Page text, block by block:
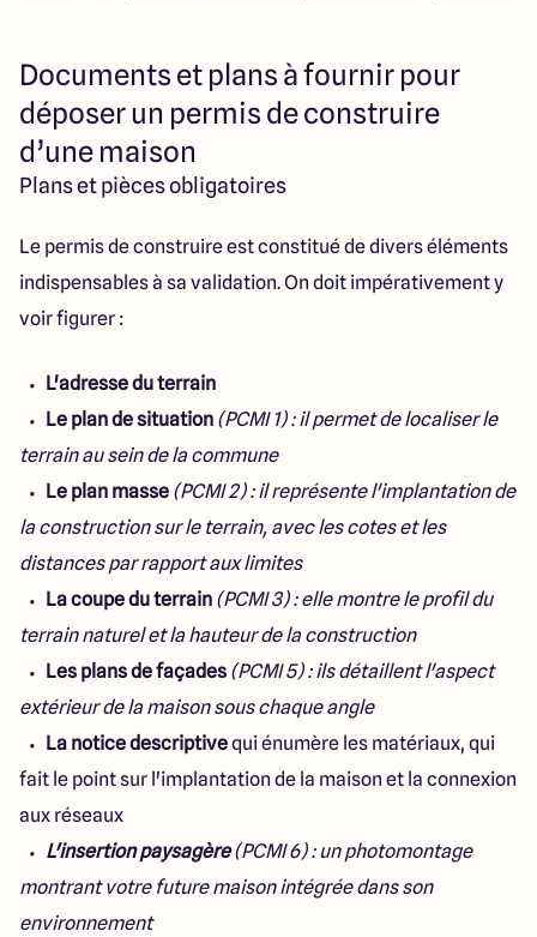
Documents et plans à fournir pour
déposer un permis de construire
d’une maison
Plans et pièces obligatoires
Le permis de construire est constitué de divers éléments
indispensables à sa validation. On doit impérativement y
voir figurer :
L'adresse du terrain
Le plan de situation (PCMI 1) : il permet de localiser le
terrain au sein de la commune
Le plan masse (PCMI 2) : il représente l'implantation de
la construction sur le terrain, avec les cotes et les
distances par rapport aux limites
La coupe du terrain (PCMI 3) : elle montre le profil du
terrain naturel et la hauteur de la construction
Les plans de façades (PCMI 5) : ils détaillent l'aspect
extérieur de la maison sous chaque angle
La notice descriptivequi énumère les matériaux, qui
fait le point sur l'implantation de la maison et la connexion
aux réseaux
L'insertion paysagère(PCMI 6) : un photomontage
montrant votre future maison intégrée dans son
environnement